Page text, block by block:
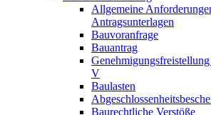
Allgemeine
Antragsunterlagen
Bauvoranfrage
Bauantrag
V
Baulasten
Baurechtliche Verstöße